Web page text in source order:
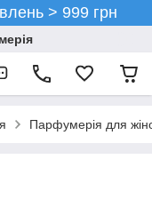
> 999 грн
Парфумерія для